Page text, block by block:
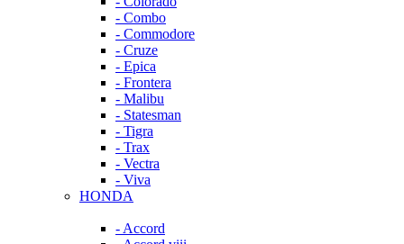
- Combo
- Commodore
- Cruze
- Epica
- Frontera
- Malibu
- Statesman
- Tigra
- Trax
- Vectra
- Viva
HONDA
- Accord